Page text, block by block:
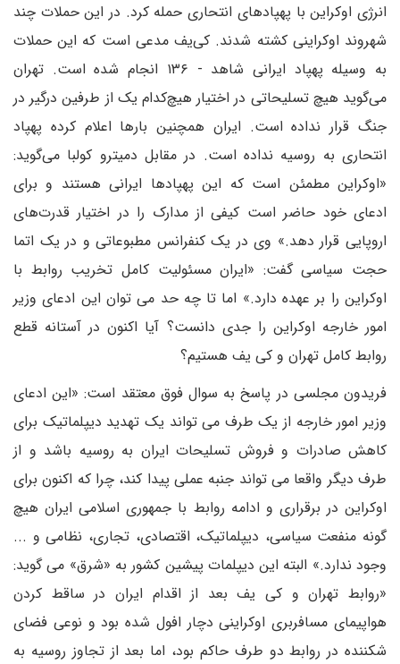
انرژی اوکراین با پهپادهای انتحاری حمله کرد. در این حملات چند
شهروند اوکراینی کشته شدند. کی‌یف مدعی است که این حملات
به وسیله پهپاد ایرانی شاهد - ۱۳۶ انجام شده است. تهران
می‌گوید هیچ تسلیحاتی در اختیار هیچ‌کدام یک از طرفین درگیر در
جنگ قرار نداده است. ایران همچنین بارها اعلام کرده پهپاد
انتحاری به روسیه نداده است. در مقابل دمیترو کولبا می‌گوید:
«اوکراین مطمئن است که این پهپاد‌ها ایرانی هستند و برای
ادعای خود حاضر است کیفی از مدارک را در اختیار قدرت‌های
اروپایی قرار دهد.» وی در یک کنفرانس مطبوعاتی و در یک اتما
حجت سیاسی گفت: «ایران مسئولیت کامل تخریب روابط با
اوکراین را بر عهده دارد.» اما تا چه حد می توان این ادعای وزیر
امور خارجه اوکراین را جدی دانست؟ آیا اکنون در آستانه قطع
روابط کامل تهران و کی یف هستیم؟
فریدون مجلسی در پاسخ به سوال فوق معتقد است: «این ادعای
وزیر امور خارجه از یک طرف می تواند یک تهدید دیپلماتیک برای
کاهش صادرات و فروش تسلیحات ایران به روسیه باشد و از
طرف دیگر واقعا می تواند جنبه عملی پیدا کند، چرا که اکنون برای
اوکراین در برقراری و ادامه روابط با جمهوری اسلامی ایران هیچ
گونه منفعت سیاسی، دیپلماتیک، اقتصادی، تجاری، نظامی و ...
وجود ندارد.» البته این دیپلمات پیشین کشور به «شرق» می گوید:
«روابط تهران و کی یف بعد از اقدام ایران در ساقط کردن
هواپیمای مسافربری اوکراینی دچار افول شده بود و نوعی فضای
شکننده در روابط دو طرف حاکم بود، اما بعد از تجاوز روسیه به